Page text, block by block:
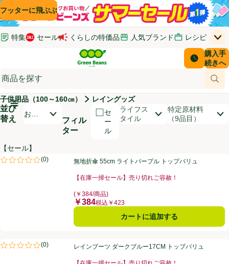
コンテンツに飛ぶ
検索に飛ぶ
フッターに飛ぶ
特集 セール くらしの特価品 人気ブランド レシピ
はじめてのお買い物ガイド
(新しいウィンドウで開く) (新しいウィンドウで開く)
サポート・ヘルプ・お問い合わせ
(新しいウィンドウで開く)
上
Green Beans
商
配送日時
購入手
続きへ
お客さ
￥0
メインメニュ―ボタン
子供用品（100～160㎝） レイングッズ
並び
替え
開いて並び替えオプションのリストを見る
おす
フィル
ター
セ
ー
ル
ライフス
タイル
特定原材料
（9品目）
商品リスト
【セール】
無地折傘 55cm ライトパープル トップバリュ
(0)
評価は0件のレビューで5点中0.0点。無地折傘 55cm ライトパープル トップバリュ
【在庫一掃セール】売り切れご容赦！
(￥384/商品)
価格
￥384税込￥423
カートに追加する
レインブーツ ダークブルー17CM トップバリュ
(0)
評価は0件のレビューで5点中0.0点。レインブーツ ダークブルー17CM トップバリュ